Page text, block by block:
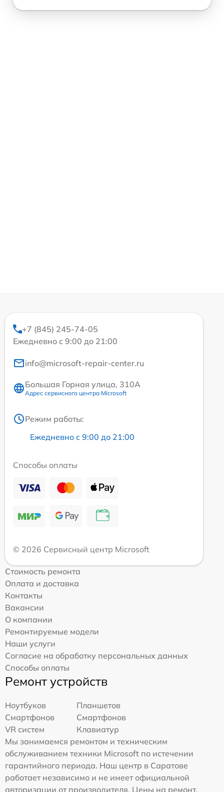
+7 (845) 245-74-05
Ежедневно с 9:00 до 21:00
info@microsoft-repair-center.ru
Большая Горная улица, 310А
Адрес сервисного центра Microsoft
Режим работы:
Ежедневно с 9:00 до 21:00
Способы оплаты
© 2026 Сервисный центр Microsoft
Стоимость ремонта
Оплата и доставка
Контакты
Вакансии
О компании
Ремонтируемые модели
Наши услуги
Согласие на обработку персональных данных
Способы оплаты
Ремонт устройств
Ноутбуков
Планшетов
Смартфонов
Смартфонов
VR систем
Клавиатур
Мы занимаемся ремонтом и техническим
обслуживанием техники Microsoft по истечении
гарантийного периода. Наш центр в Саратове
работает независимо и не имеет официальной
авторизации от производителя. Цены на ремонт,